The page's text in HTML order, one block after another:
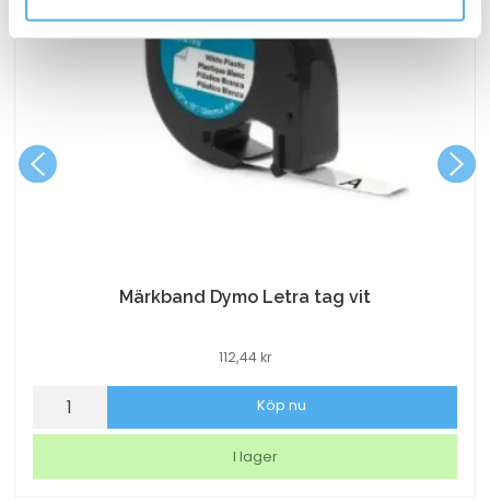
Märkband Dymo Letra tag vit
112,44kr
Märkband
tag
Köp nu
I lager